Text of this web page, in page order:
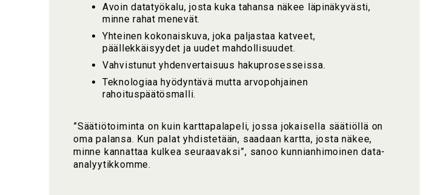
Avoin datatyökalu, josta kuka tahansa näkee läpinäkyvästi,
minne rahat menevät.
Yhteinen kokonaiskuva, joka paljastaa katveet,
päällekkäisyydet ja uudet mahdollisuudet.
Vahvistunut yhdenvertaisuus hakuprosesseissa.
Teknologiaa hyödyntävä mutta arvopohjainen
rahoituspäätösmalli.
”Säätiötoiminta on kuin karttapalapeli, jossa jokaisella säätiöllä on
oma palansa. Kun palat yhdistetään, saadaan kartta, josta näkee,
minne kannattaa kulkea seuraavaksi”, sanoo kunnianhimoinen data-
analyytikkomme.